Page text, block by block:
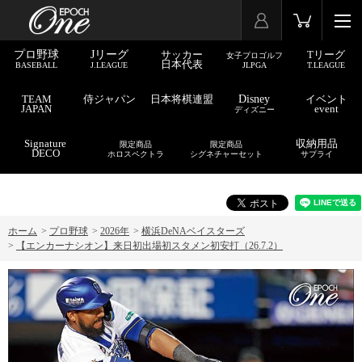
プロ野球
BASEBALL
Jリーグ
J.LEAGUE
サッカー
日本代表
女子プロゴルフ
JLPGA
Tリーグ
T.LEAGUE
TEAM
JAPAN
侍ジャパン 日本将棋連盟 Disney
ディズニー
イベント
event
Signature
DECO
限定商品
ホロスペクトラ
限定商品
シグネチャーセット
収納用品
サプライ
ホーム > プロ野球 > 2026年 > 横浜DeNAベイスターズ
>
【エンカーナシオン】来日初出場初スタメン初安打（26.7.2）